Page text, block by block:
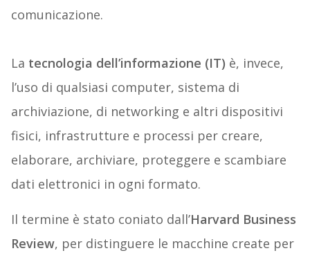
comunicazione.
La tecnologia dell’informazione (IT) è, invece,
l’uso di qualsiasi computer, sistema di
archiviazione, di networking e altri dispositivi
fisici, infrastrutture e processi per creare,
elaborare, archiviare, proteggere e scambiare
dati elettronici in ogni formato.
Il termine è stato coniato dall’Harvard Business
Review, per distinguere le macchine create per